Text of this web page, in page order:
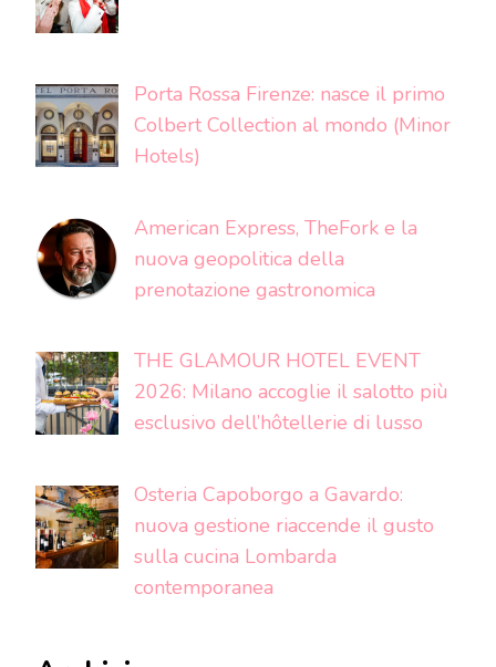
Porta Rossa Firenze: nasce il primo
Colbert Collection al mondo (Minor
Hotels)
American Express, TheFork e la
nuova geopolitica della
prenotazione gastronomica
THE GLAMOUR HOTEL EVENT
2026: Milano accoglie il salotto più
esclusivo dell’hôtellerie di lusso
Osteria Capoborgo a Gavardo:
nuova gestione riaccende il gusto
sulla cucina Lombarda
contemporanea